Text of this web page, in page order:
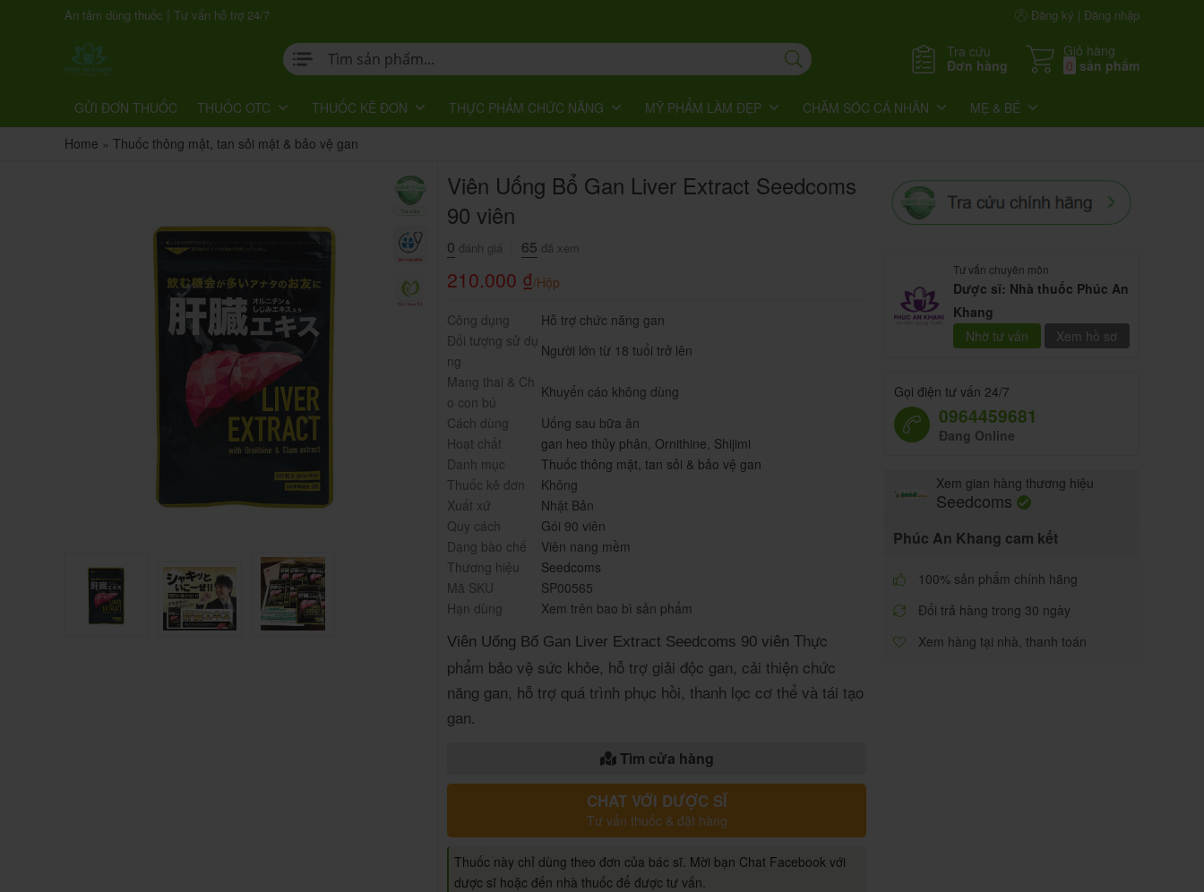
An tâm dùng thuốc | Tư vấn hỗ trợ 24/7 Đăng ký | Đăng nhập
Tra cứu
Đơn hàng
Giỏ hàng
0 sản phẩm
GỬI ĐƠN THUỐC THUỐC OTC THUỐC KÊ ĐƠN THỰC PHẨM CHỨC NĂNG MỸ PHẨM LÀM ĐẸP CHĂM SÓC CÁ NHÂN
MẸ & BÉ
Home » Thuốc thông mật, tan sỏi mật & bảo vệ gan
Viên Uống Bổ Gan Liver Extract Seedcoms
90 viên
0 đánh giá 65 đã xem
210.000 ₫/Hộp
Công dụng
Hỗ trợ chức năng gan
Đối tượng sử dụ
ng
Người lớn từ 18 tuổi trở lên
Mang thai & Ch
o con bú
Khuyến cáo không dùng
Cách dùng
Uống sau bữa ăn
Hoạt chất
gan heo thủy phân, Ornithine, Shijimi
Danh mục
Thuốc thông mật, tan sỏi & bảo vệ gan
Thuốc kê đơn
Không
Xuất xứ
Nhật Bản
Quy cách
Gói 90 viên
Dạng bào chế
Viên nang mềm
Thương hiệu
Seedcoms
Mã SKU
SP00565
Hạn dùng
Xem trên bao bì sản phẩm
Viên Uống Bổ Gan Liver Extract Seedcoms 90 viên Thực
phẩm bảo vệ sức khỏe, hỗ trợ giải độc gan, cải thiện chức
năng gan, hỗ trợ quá trình phục hồi, thanh lọc cơ thể và tái tạo
gan.
Tìm cửa hàng
CHAT VỚI DƯỢC SĨ
Tư vấn thuốc & đặt hàng
Thuốc này chỉ dùng theo đơn của bác sĩ. Mời bạn Chat Facebook với
dược sĩ hoặc đến nhà thuốc để được tư vấn.
Tư vấn chuyên môn
Dược sĩ: Nhà thuốc Phúc An
Khang
Nhờ tư vấn
Xem hồ sơ
Gọi điện tư vấn 24/7
0964459681
Đang Online
Xem gian hàng thương hiệu
Seedcoms
Phúc An Khang cam kết
100% sản phẩm chính hãng
Đổi trả hàng trong 30 ngày
Xem hàng tại nhà, thanh toán